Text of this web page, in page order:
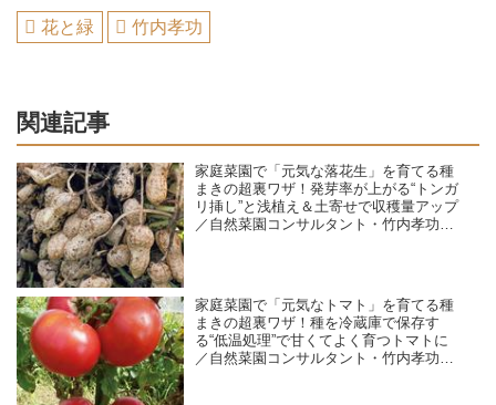
花と緑 竹内孝功
関連記事
家庭菜園で「元気な落花生」を育てる種
まきの超裏ワザ！発芽率が上がる“トンガ
リ挿し”と浅植え＆土寄せで収穫量アップ
／自然菜園コンサルタント・竹内孝功さ
家庭菜園で「元気なトマト」を育てる種
まきの超裏ワザ！種を冷蔵庫で保存す
る“低温処理”で甘くてよく育つトマトに
／自然菜園コンサルタント・竹内孝功さ